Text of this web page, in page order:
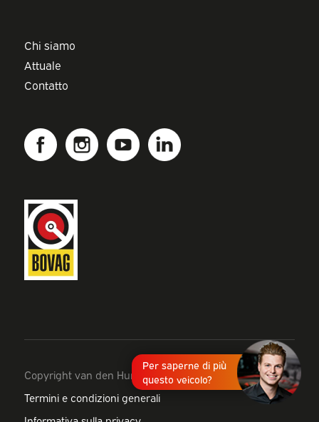
Per saperne di più
questo veicolo?
Chi siamo
Attuale
Contatto
Copyright van den Hurk
Termini e condizioni generali